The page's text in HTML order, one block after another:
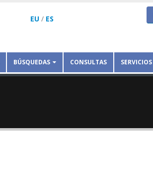
EU / ES
BÚSQUEDAS CONSULTAS SERVICIOS